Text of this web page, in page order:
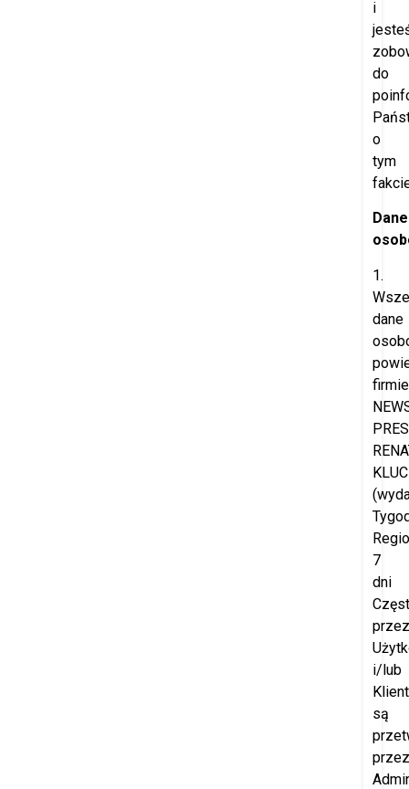
i
do
o
tym
Dane
1.
dane
firmie
7
dni
przez
i/lub
są
przez